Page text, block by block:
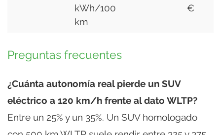
kWh/100
km
€
Preguntas frecuentes
¿Cuánta autonomía real pierde un SUV
eléctrico a 120 km/h frente al dato WLTP?
Entre un 25% y un 35%. Un SUV homologado